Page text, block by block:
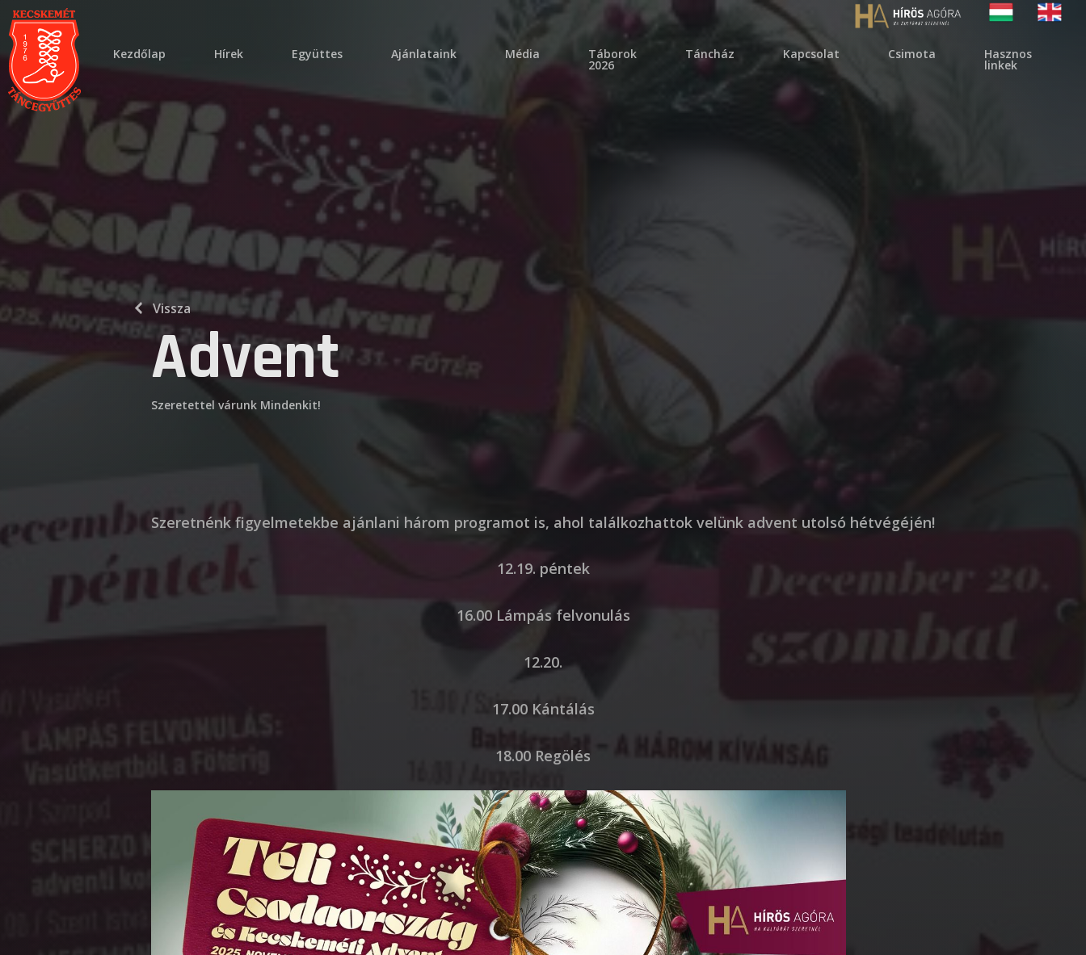
kezdőlap hírek együttes ajánlataink média táborok
2026
táncház kapcsolat csimota hasznos
linkek
Vissza
Advent
Szeretettel várunk Mindenkit!
Szeretnénk figyelmetekbe ajánlani három programot is, ahol találkozhattok velünk advent utolsó hétvégéjén!
12.19. péntek
16.00 Lámpás felvonulás
12.20.
17.00 Kántálás
18.00 Regölés